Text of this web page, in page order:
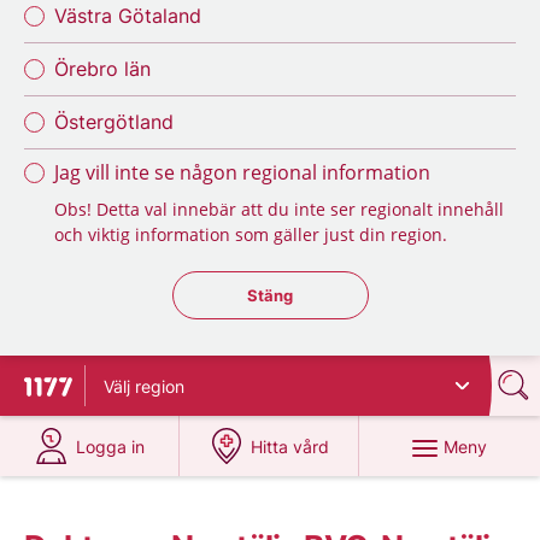
Västra Götaland
Örebro län
Östergötland
Jag vill inte se någon regional information
Obs! Detta val innebär att du inte ser regionalt innehåll
och viktig information som gäller just din region.
Stäng regionsväljaren
Stäng
Till startsidan för 1177
Välj region
Logga in
på 1177.se
Hitta vård
på 1177.se
Meny